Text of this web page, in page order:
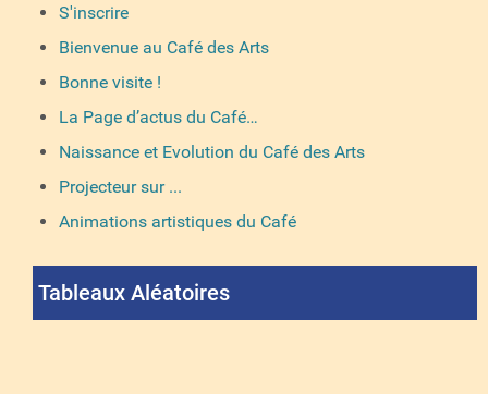
S'inscrire
Bienvenue au Café des Arts
Bonne visite !
La Page d’actus du Café…
Naissance et Evolution du Café des Arts
Projecteur sur ...
Animations artistiques du Café
Tableaux Aléatoires